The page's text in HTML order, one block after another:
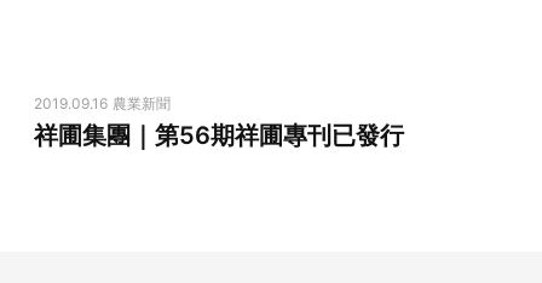
2019.09.16 農業新聞
祥圃集團｜第56期祥圃專刊已發行